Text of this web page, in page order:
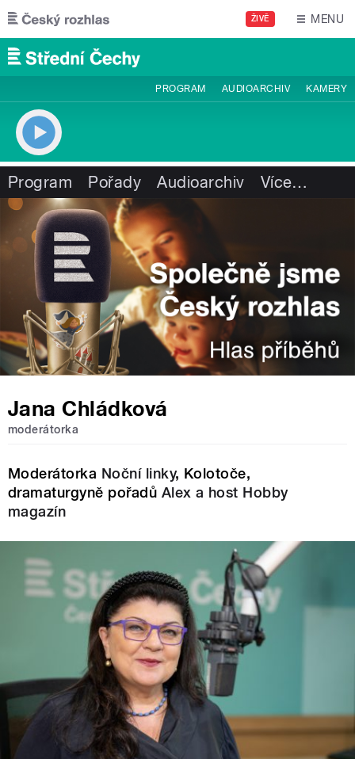
Přejít k hlavnímu obsahu
ŽIVĚ MENU
PROGRAM AUDIOARCHIV KAMERY
Program Pořady Audioarchiv Více…
Jana Chládková
moderátorka
Moderátorka Noční linky, Kolotoče,
dramaturgyně pořadů Alex a host Hobby
magazín